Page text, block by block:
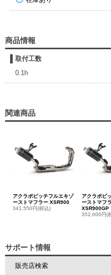
商品情報
取付工数
0.1h
関連商品
アクラポビッチフルエキゾ
ーストマフラー XSR900
341,550円(税込)
アクラポビ
ーストマフ
XSR900GP
352,000円(
サポート情報
販売店検索